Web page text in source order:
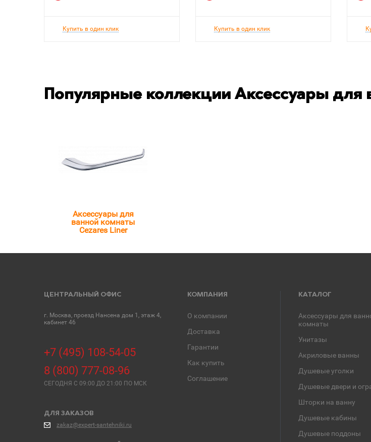
Купить в один клик Купить в один клик
Популярные коллекции Аксессуары для
Аксессуары для
ванной комнаты
Cezares Liner
ЦЕНТРАЛЬНЫЙ ОФИС
г. Москва, проезд Нансена дом 1, этаж 4,
кабинет 46
+7 (495) 108-54-05
8 (800) 777-08-96
СЕГОДНЯ C 09:00 ДО 21:00 ПО МСК
ДЛЯ ЗАКАЗОВ
zakaz@expert-santehniki.ru
КОМПАНИЯ
О компании
Доставка
Гарантии
Как купить
Соглашение
КАТАЛОГ
Аксессуары для
комнаты
Унитазы
Акриловые ванны
Душевые уголки
Душевые двери и
Шторки на ванну
Душевые кабины
Душевые поддоны